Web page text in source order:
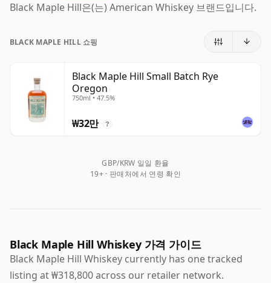
Black Maple Hill은(는) American Whiskey 브랜드입니다.
BLACK MAPLE HILL 쇼핑
Black Maple Hill Small Batch Rye
Oregon
750ml • 47.5%
₩32만 ?
GBP/KRW 일일 환율
19+ · 판매처에서 연령 확인
Black Maple Hill Whiskey 가격 가이드
Black Maple Hill Whiskey currently has one tracked
listing at ₩318,800 across our retailer network.